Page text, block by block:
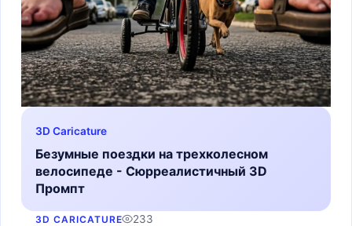
3D Caricature
Безумные поездки на трехколесном
велосипеде - Сюрреалистичный 3D
Промпт
3D CARICATURE 233